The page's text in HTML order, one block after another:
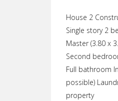
House 2
Single story 2
Master (3.80 x
Second
Full bathroom
possible)
property